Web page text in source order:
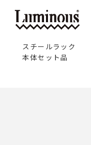
スチールラック
本体セット品